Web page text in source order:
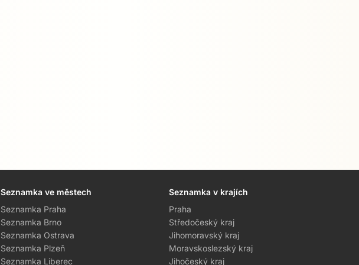
Seznamka ve městech
Seznamka Praha
Seznamka Brno
Seznamka Ostrava
Seznamka Plzeň
Seznamka Liberec
Seznamka v krajích
Praha
Středočeský kraj
Jihomoravský kraj
Moravskoslezský kraj
Jihočeský kraj